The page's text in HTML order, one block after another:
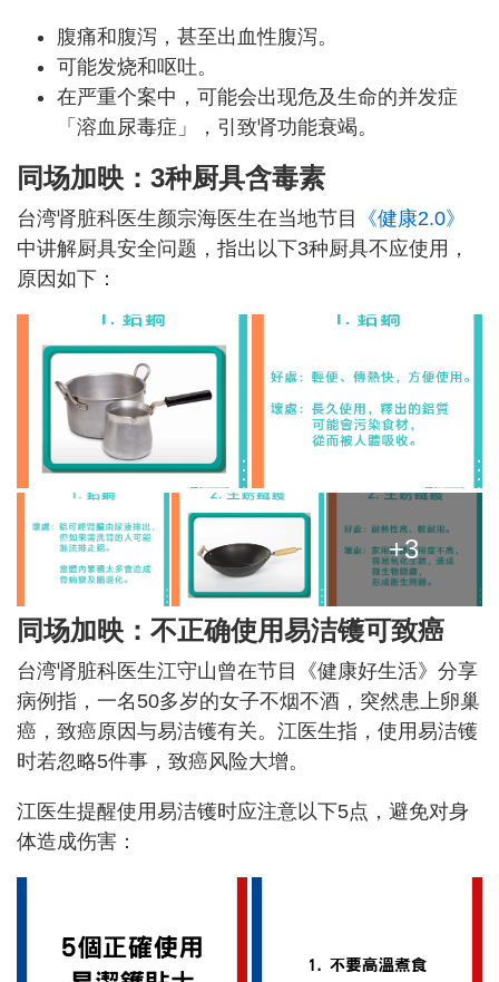
腹痛和腹泻，甚至出血性腹泻。
可能发烧和呕吐。
在严重个案中，可能会出现危及生命的并发症
「溶血尿毒症」，引致肾功能衰竭。
同场加映：3种厨具含毒素
台湾肾脏科医生颜宗海医生在当地节目
《健康2.0》
中讲解厨具安全问题，指出以下3种厨具不应使用，
原因如下：
+3
同场加映：不正确使用易洁镬可致癌
台湾肾脏科医生江守山曾在节目《健康好生活》分享
病例指，一名50多岁的女子不烟不酒，突然患上卵巢
癌，致癌原因与易洁镬有关。江医生指，使用易洁镬
时若忽略5件事，致癌风险大增。
江医生提醒使用易洁镬时应注意以下5点，避免对身
体造成伤害：